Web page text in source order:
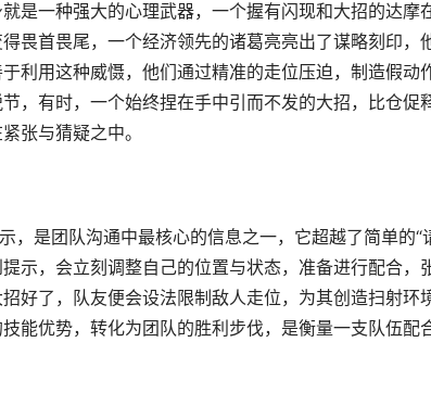
是一种强大的心理武器，一个握有闪现和大招的达摩
畏首畏尾，一个经济领先的诸葛亮亮出了谋略刻印，
利用这种威慑，他们通过精准的走位压迫，制造假动
，有时，一个始终捏在手中引而不发的大招，比仓促
张与猜疑之中。
，是团队沟通中最核心的信息之一，它超越了简单的
示，会立刻调整自己的位置与状态，准备进行配合，
好了，队友便会设法限制敌人走位，为其创造扫射环
能优势，转化为团队的胜利步伐，是衡量一支队伍配